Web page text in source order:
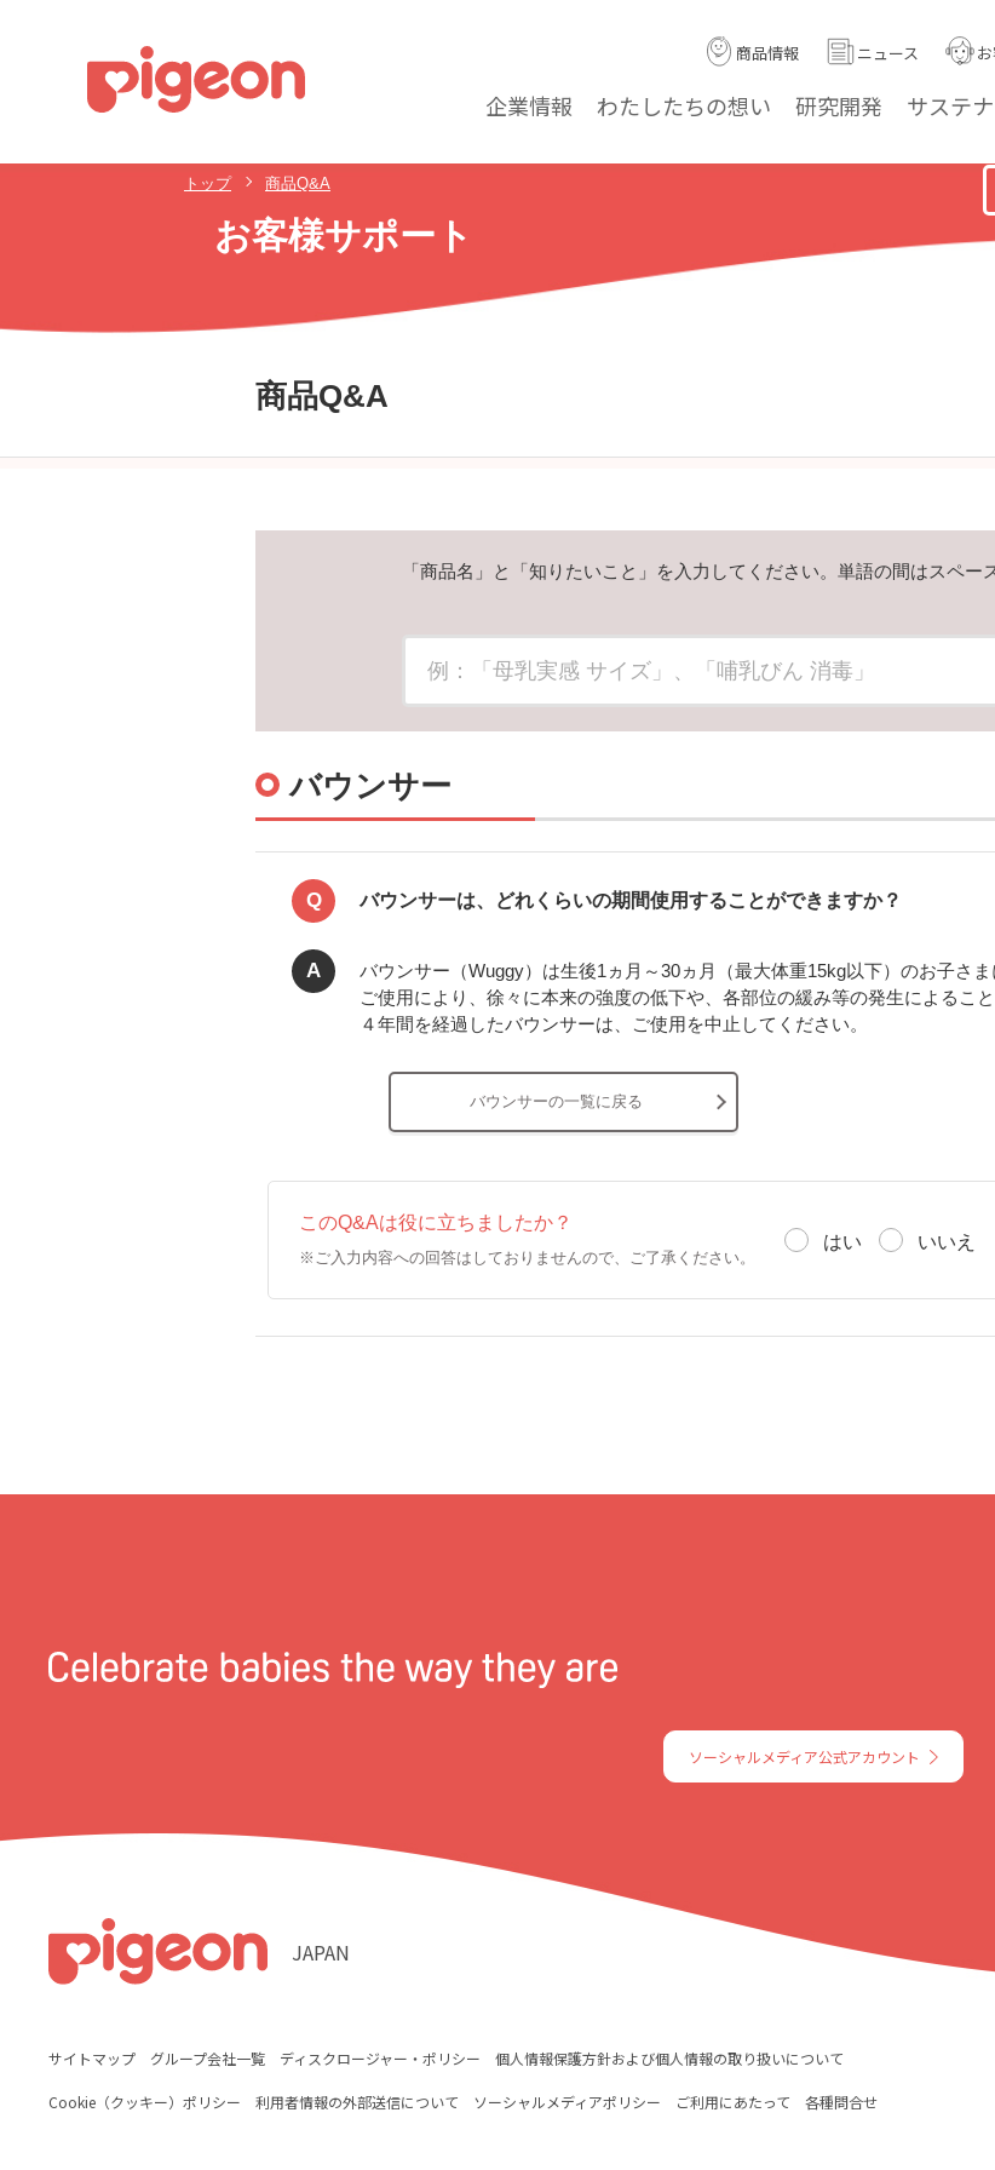
企業情報 わたしたちの想い 研究開発 サステナ
商品情報 ニュース
トップ 商品Q&A
お客様サポート
商品Q&A
「商品名」と「知りたいこと」を入力してください。単語の間はスペー
バウンサー
Q バウンサーは、どれくらいの期間使用することができますか？
A
バウンサー（Wuggy）は生後1ヵ月～30ヵ月（最大体重15kg以下）のお子さ
ご使用により、徐々に本来の強度の低下や、各部位の緩み等の発生によるこ
４年間を経過したバウンサーは、ご使用を中止してください。
バウンサーの一覧に戻る
このQ&Aは役に立ちましたか？
※ご入力内容への回答はしておりませんので、ご了承ください。
はい いいえ
ソーシャルメディア公式アカウント
サイトマップ グループ会社一覧 ディスクロージャー・ポリシー 個人情報保護方針および個人情報の取り扱いについて
Cookie（クッキー）ポリシー 利用者情報の外部送信について ソーシャルメディアポリシー ご利用にあたって 各種問合せ
JAPAN